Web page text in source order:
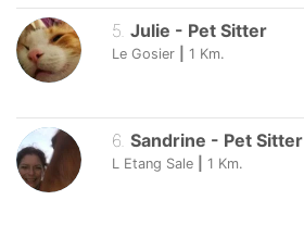
5 Julie - Pet Sitter
Le Gosier 1 Km.
6. Sandrine - Pet Sitter
L Etang Sale 1 Km.